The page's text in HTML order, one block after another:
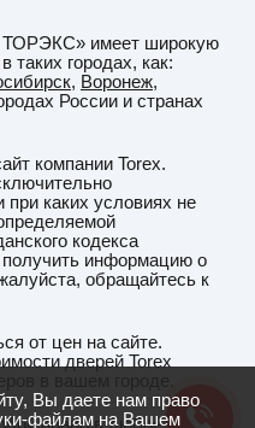
имеет широкую
таких городах, как:
, Воронеж,
России и странах
компании Torex.
каких условиях не
кодекса
информацию о
обращайтесь к
от цен на сайте.
дверей Torex
Вы даете нам право
файлам на Вашем